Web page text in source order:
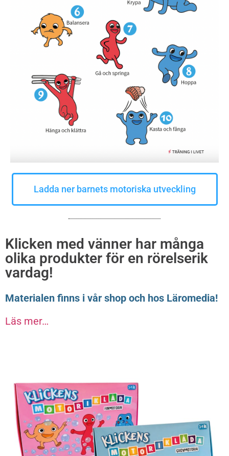
Ladda ner barnets motoriska utveckling
Klicken med vänner har många
olika produkter för en rörelserik
vardag!
Materialen finns i vår shop och hos Läromedia!
Läs mer…